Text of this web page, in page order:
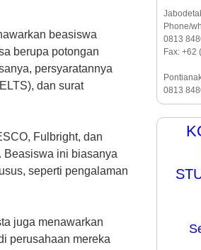
beasiswa
berupa potongan
persyaratannya
dan surat
Fulbright, dan
Beasiswa ini biasanya
seperti pengalaman
juga menawarkan
perusahaan mereka
Phone/
0813
Fax: +62
0813